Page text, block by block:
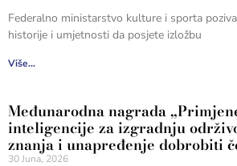
Federalno ministarstvo kulture i sporta
historije i umjetnosti da posjete izložbu
Više...
Međunarodna nagrada
inteligencije za izgradnju
znanja i unapređenje dobrobiti
30 Juna, 2026